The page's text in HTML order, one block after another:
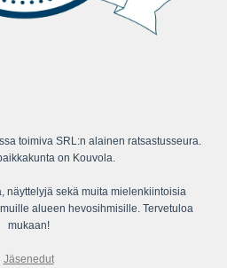
toimiva SRL:n alainen ratsastusseura.
on Kouvola.
näyttelyjä sekä muita mielenkiintoisia
alueen hevosihmisille. Tervetuloa
mukaan!
Jäsenedut